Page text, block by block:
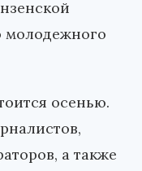
молодежного
осенью.
а также